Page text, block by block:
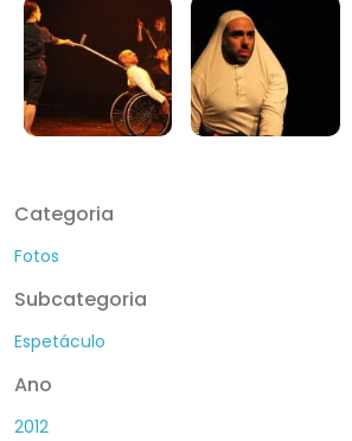
Categoria
Fotos
Subcategoria
Espetáculo
Ano
2012